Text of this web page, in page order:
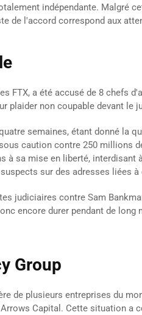
indépendante. Malgré
de l'accord correspond aux
FTX, a été accusé de 8 chefs
plaider non coupable devant
semaines, étant donné la
caution contre 250 millions
à sa mise en liberté,
sur des adresses liées à
judiciaires contre Sam
encore durer pendant de long
Group
de plusieurs entreprises du
Capital. Cette situation a